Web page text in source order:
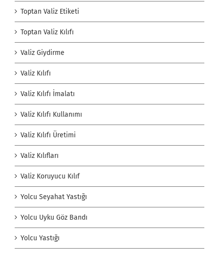
Toptan Valiz Etiketi
Toptan Valiz Kılıfı
Valiz Giydirme
Valiz Kılıfı
Valiz Kılıfı İmalatı
Valiz Kılıfı Kullanımı
Valiz Kılıfı Üretimi
Valiz Kılıfları
Valiz Koruyucu Kılıf
Yolcu Seyahat Yastığı
Yolcu Uyku Göz Bandı
Yolcu Yastığı